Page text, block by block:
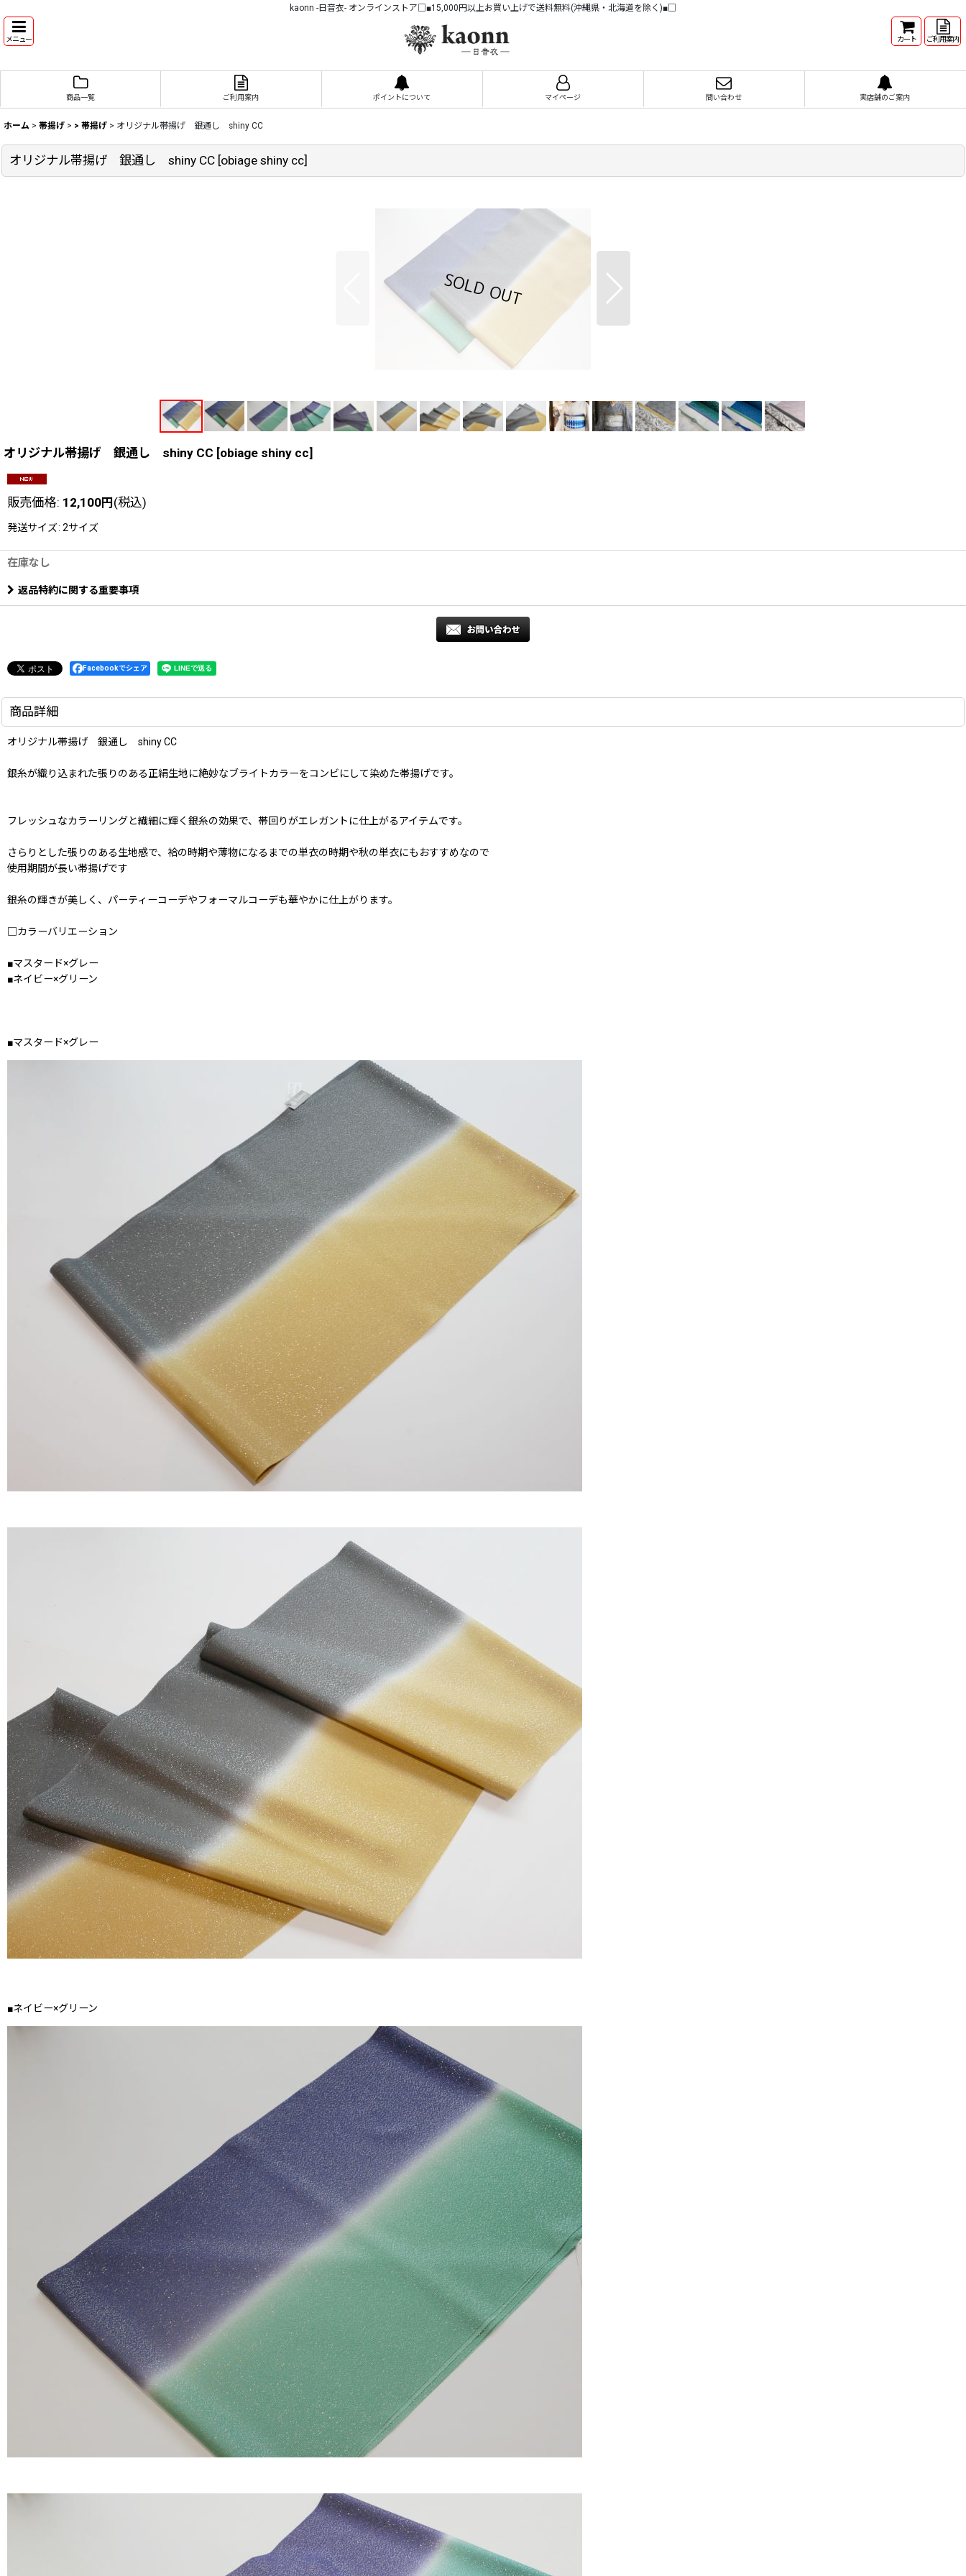
kaonn -日音衣- オンラインストア□■15,000円以上お買い上げで送料無料(沖縄県・北海道を除く)■□
メニュー カート ご利用案内
商品一覧 ご利用案内 ポイントについて マイページ 問い合わせ 実店舗のご案内
ホーム > 帯揚げ > > 帯揚げ > オリジナル帯揚げ 銀通し shiny CC
オリジナル帯揚げ 銀通し shiny CC [obiage shiny cc]
オリジナル帯揚げ 銀通し shiny CC [obiage shiny cc]
販売価格: 12,100円(税込)
発送サイズ: 2サイズ
在庫なし
返品特約に関する重要事項
Facebookでシェア
商品詳細
オリジナル帯揚げ 銀通し shiny CC
銀糸が織り込まれた張りのある正絹生地に絶妙なブライトカラーをコンビにして染めた帯揚げです。
フレッシュなカラーリングと繊細に輝く銀糸の効果で、帯回りがエレガントに仕上がるアイテムです。
さらりとした張りのある生地感で、袷の時期や薄物になるまでの単衣の時期や秋の単衣にもおすすめなので
使用期間が長い帯揚げです
銀糸の輝きが美しく、パーティーコーデやフォーマルコーデも華やかに仕上がります。
□カラーバリエーション
■マスタード×グレー
■ネイビー×グリーン
■マスタード×グレー
■ネイビー×グリーン